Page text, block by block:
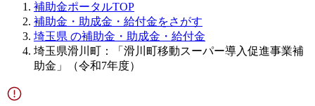
補助金ポータルTOP
補助金・助成金・給付金をさがす
埼玉県 の補助金・助成金・給付金
埼玉県滑川町：「滑川町移動スーパー導入促進事業補
助金」（令和7年度）